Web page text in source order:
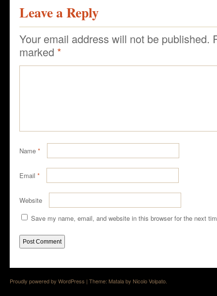
Leave a Reply
Your email address will not be published.
marked *
Name *
Email *
Website
Save my name, email, and website in this browser for the next
Proudly powered by WordPress | Theme: Matala by Nicolo Volpato